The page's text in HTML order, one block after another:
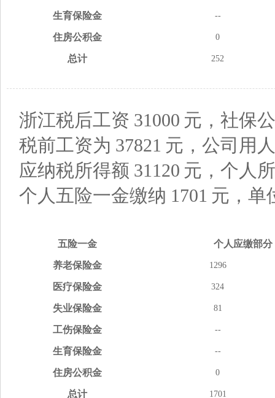
生育保险金 --
住房公积金 0
总计 252
浙江税后工资 31000 元，社保
税前工资为 37821 元，公司用
应纳税所得额 31120 元，个人
个人五险一金缴纳 1701 元，单
五险一金 个人应缴部分
养老保险金 1296
医疗保险金 324
失业保险金 81
工伤保险金 --
生育保险金 --
住房公积金 0
总计 1701